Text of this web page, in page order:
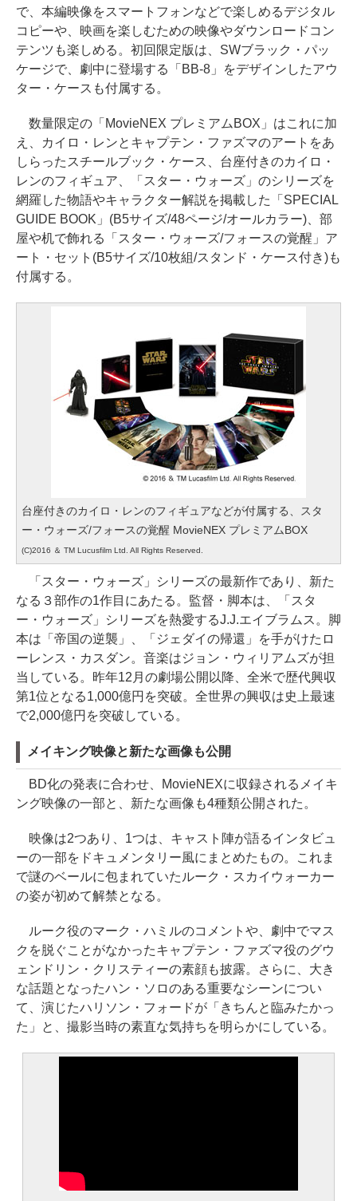
で、本編映像をスマートフォンなどで楽しめるデジタル
コピーや、映画を楽しむための映像やダウンロードコン
テンツも楽しめる。初回限定版は、SWブラック・パッ
ケージで、劇中に登場する「BB-8」をデザインしたアウ
ター・ケースも付属する。
数量限定の「MovieNEX プレミアムBOX」はこれに加
え、カイロ・レンとキャプテン・ファズマのアートをあ
しらったスチールブック・ケース、台座付きのカイロ・
レンのフィギュア、「スター・ウォーズ」のシリーズを
網羅した物語やキャラクター解説を掲載した「SPECIAL
GUIDE BOOK」(B5サイズ/48ページ/オールカラー)、部
屋や机で飾れる「スター・ウォーズ/フォースの覚醒」ア
ート・セット(B5サイズ/10枚組/スタンド・ケース付き)も
付属する。
台座付きのカイロ・レンのフィギュアなどが付属する、スタ
ー・ウォーズ/フォースの覚醒 MovieNEX プレミアムBOX
(C)2016 ＆ TM Lucusfilm Ltd. All Rights Reserved.
「スター・ウォーズ」シリーズの最新作であり、新た
なる３部作の1作目にあたる。監督・脚本は、「スタ
ー・ウォーズ」シリーズを熱愛するJ.J.エイブラムス。脚
本は「帝国の逆襲」、「ジェダイの帰還」を手がけたロ
ーレンス・カスダン。音楽はジョン・ウィリアムズが担
当している。昨年12月の劇場公開以降、全米で歴代興収
第1位となる1,000億円を突破。全世界の興収は史上最速
で2,000億円を突破している。
メイキング映像と新たな画像も公開
BD化の発表に合わせ、MovieNEXに収録されるメイキ
ング映像の一部と、新たな画像も4種類公開された。
映像は2つあり、1つは、キャスト陣が語るインタビュ
ーの一部をドキュメンタリー風にまとめたもの。これま
で謎のベールに包まれていたルーク・スカイウォーカー
の姿が初めて解禁となる。
ルーク役のマーク・ハミルのコメントや、劇中でマス
クを脱ぐことがなかったキャプテン・ファズマ役のグウ
ェンドリン・クリスティーの素顔も披露。さらに、大き
な話題となったハン・ソロのある重要なシーンについ
て、演じたハリソン・フォードが「きちんと臨みたかっ
た」と、撮影当時の素直な気持ちを明らかにしている。